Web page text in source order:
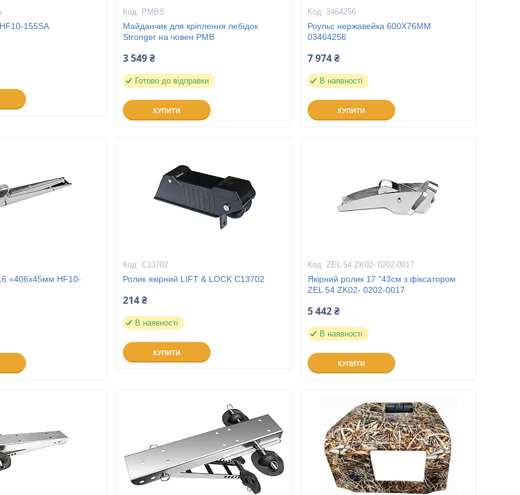
155SA
PMBS
Майданчик для кріплення лебідок
Stronger на човен PMB
3 549 ₴
Готово до відправки
КУПИТИ
3464256
Роульс нержавейка 600X76MM
03464256
7 974 ₴
В наявності
КУПИТИ
«406х45мм HF10-
C13702
Ролик якірний LIFT & LOCK С13702
214 ₴
В наявності
КУПИТИ
ZEL 54 ZK02- 0202-0017
Якірний ролик 17 "43см з фіксатором
ZEL 54 ZK02- 0202-0017
5 442 ₴
В наявності
КУПИТИ